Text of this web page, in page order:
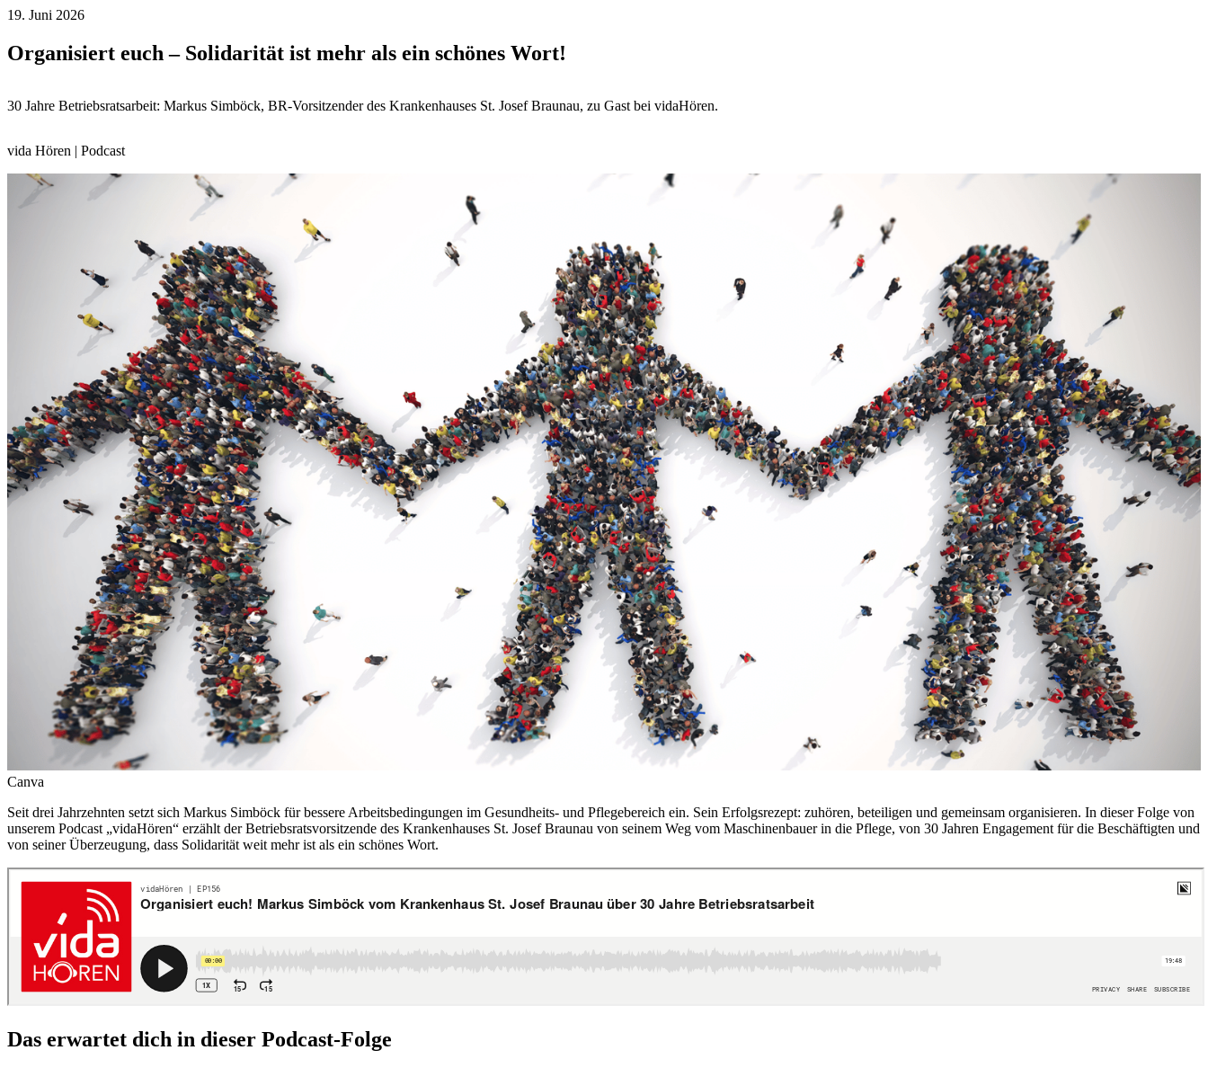
19. Juni 2026
Organisiert euch – Solidarität ist mehr als ein schönes Wort!
30 Jahre Betriebsratsarbeit: Markus Simböck, BR-Vorsitzender des Krankenhauses St. Josef Braunau, zu Gast bei vidaHören.
vida Hören | Podcast
Canva
Seit drei Jahrzehnten setzt sich Markus Simböck für bessere Arbeitsbedingungen im Gesundheits- und Pflegebereich ein. Sein Erfolgsrezept: zuhören, beteiligen und gemeinsam organisieren. In dieser Folge von
unserem Podcast „vidaHören“ erzählt der Betriebsratsvorsitzende des Krankenhauses St. Josef Braunau von seinem Weg vom Maschinenbauer in die Pflege, von 30 Jahren Engagement für die Beschäftigten und
von seiner Überzeugung, dass Solidarität weit mehr ist als ein schönes Wort.
Das erwartet dich in dieser Podcast-Folge